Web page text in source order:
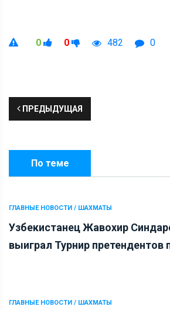
0 0 482 0
ПРЕДЫДУЩАЯ
По теме
ГЛАВНЫЕ НОВОСТИ / ШАХМАТЫ
Узбекистанец Жавохир
выиграл Турнир
ГЛАВНЫЕ НОВОСТИ / ШАХМАТЫ